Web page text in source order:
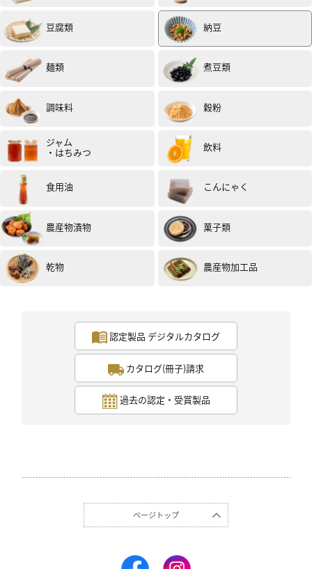
★★★★★
ご飯といっしょに何も味付けせず、半分食べてみた。
今まで食べた納豆の臭みがなく、大豆に太い糸は引いて
豆を食べてるんだという気がする。
これアリです。
豆が真剣に美味しいなあと思って頂きました。
わらに包んであるのに、こっちのほうがスッキリ感が強
い。
シンプルに食べました。有難うございます。
投稿日：2021年6月20日（試食モニター）
シンプルに家での朝食で白米に納豆をかけていただきま
けたときの豆の大きさにビックリし、混ぜたときの粘り
豆腐類 納豆
麺類 煮豆類
調味料 穀粉
ジャム
・はちみつ 飲料
食用油 こんにゃく
農産物漬物 菓子類
乾物 農産物加工品
認定製品 デジタルカタログ
カタログ(冊子)請求
過去の認定・受賞製品
ページトップ